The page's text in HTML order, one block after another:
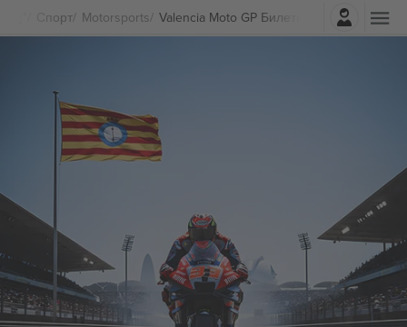
Спорт Motorsports Valencia Moto GP Билети
Најави се